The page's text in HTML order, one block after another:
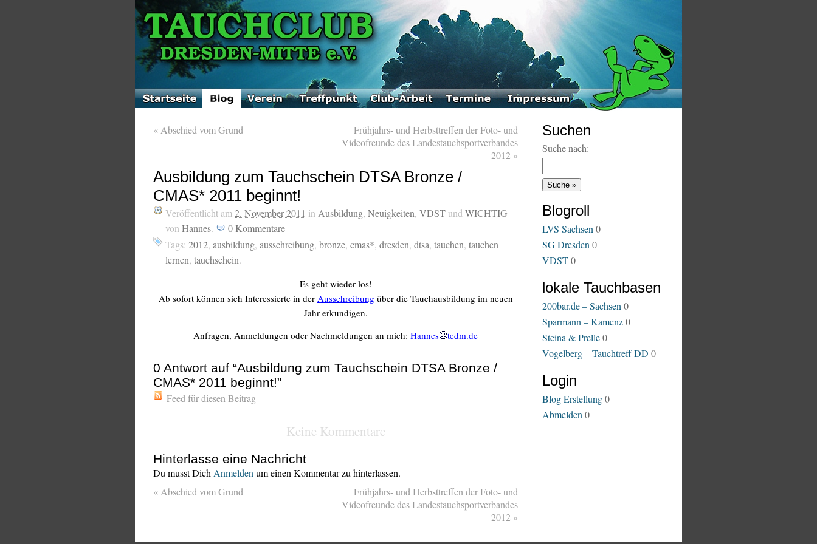
« Abschied vom Grund
Frühjahrs- und Herbsttreffen der Foto- und
Videofreunde des Landestauchsportverbandes
2012 »
Ausbildung zum Tauchschein DTSA Bronze /
CMAS* 2011 beginnt!
Veröffentlicht am 2. November 2011 in Ausbildung, Neuigkeiten, VDST und WICHTIG
von Hannes. 0 Kommentare
Tags: 2012, ausbildung, ausschreibung, bronze, cmas*, dresden, dtsa, tauchen, tauchen
lernen, tauchschein.
Es geht wieder los!
Ab sofort können sich Interessierte in der Ausschreibung über die Tauchausbildung im neuen
Jahr erkundigen.
Anfragen, Anmeldungen oder Nachmeldungen an mich: Hannes tcdm.de
0 Antwort auf “Ausbildung zum Tauchschein DTSA Bronze /
CMAS* 2011 beginnt!”
Feed für diesen Beitrag
Keine Kommentare
Hinterlasse eine Nachricht
Du musst Dich Anmelden um einen Kommentar zu hinterlassen.
« Abschied vom Grund
Frühjahrs- und Herbsttreffen der Foto- und
Videofreunde des Landestauchsportverbandes
2012 »
Suchen
Suche nach:
Blogroll
LVS Sachsen 0
SG Dresden 0
VDST0
lokale Tauchbasen
200bar.de – Sachsen 0
Sparmann – Kamenz0
Steina & Prelle0
Vogelberg – Tauchtreff DD 0
Login
Blog Erstellung0
Abmelden 0